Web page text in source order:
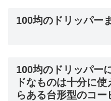
100均のドリッパー
100均のドリッパー
ドなものは十分に
らある台形型のコ